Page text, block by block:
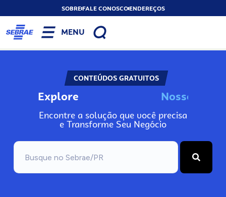
SOBREFALE CONOSCOENDEREÇOS
MENU
CONTEÚDOS GRATUITOS
Explore Nos
Encontre a solução que você precisa
e Transforme Seu Negócio